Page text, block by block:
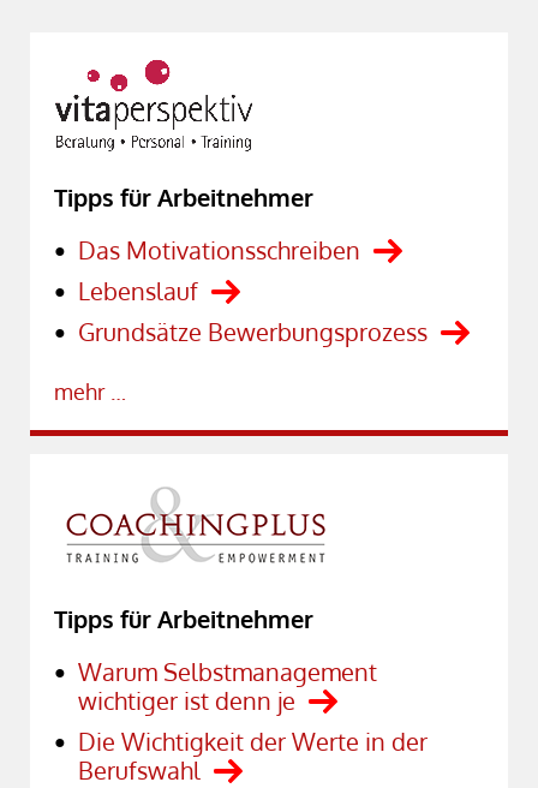
Tipps für Arbeitnehmer
Das Motivationsschreiben
Lebenslauf
Grundsätze Bewerbungsprozess
mehr …
Tipps für Arbeitnehmer
Warum Selbstmanagement
wichtiger ist denn je
Die Wichtigkeit der Werte in der
Berufswahl